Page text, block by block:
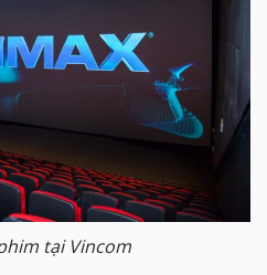
tại Vincom